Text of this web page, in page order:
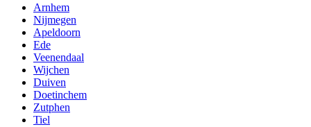
Arnhem
Nijmegen
Apeldoorn
Ede
Veenendaal
Wijchen
Duiven
Doetinchem
Zutphen
Tiel